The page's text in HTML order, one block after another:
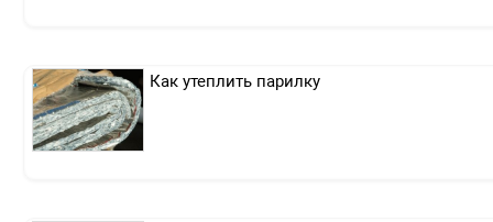
Как утеплить парилку